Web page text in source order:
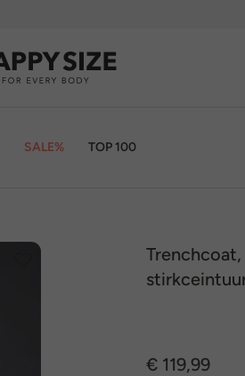
SALE% TOP 100
€ 119,99